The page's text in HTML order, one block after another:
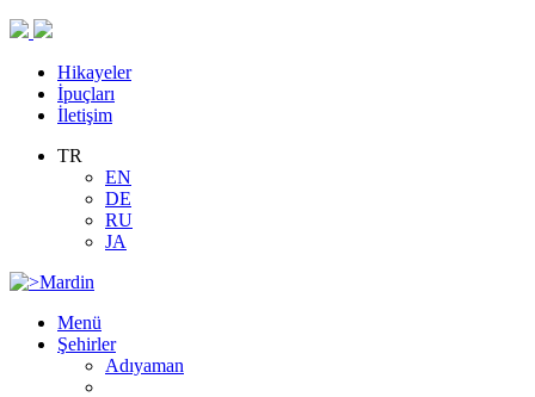
Hikayeler
İpuçları
İletişim
TR
EN
DE
RU
JA
Menü
Şehirler
Adıyaman